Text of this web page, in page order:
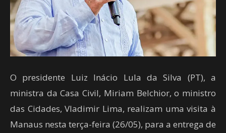
O presidente Luiz Inácio Lula da Silva (PT), a
ministra da Casa Civil, Miriam Belchior, o ministro
das Cidades, Vladimir Lima, realizam uma visita à
Manaus nesta terça-feira (26/05), para a entrega de